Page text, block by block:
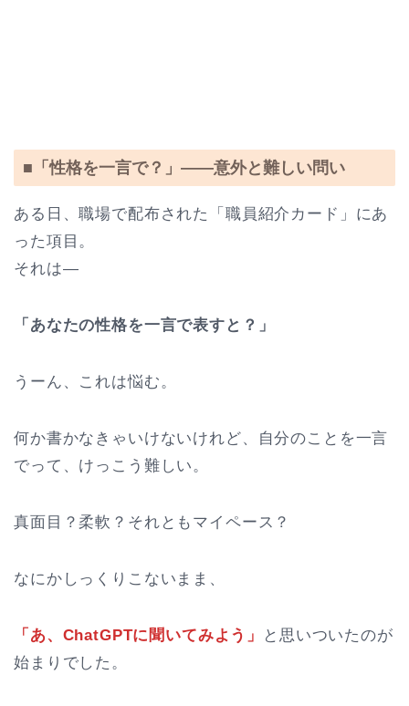
■「性格を一言で？」――意外と難しい問い
ある日、職場で配布された「職員紹介カード」にあ
った項目。
それは―
「あなたの性格を一言で表すと？」
うーん、これは悩む。
何か書かなきゃいけないけれど、自分のことを一言
でって、けっこう難しい。
真面目？柔軟？それともマイペース？
なにかしっくりこないまま、
「あ、ChatGPTに聞いてみよう」
と思いついたのが
始まりでした。